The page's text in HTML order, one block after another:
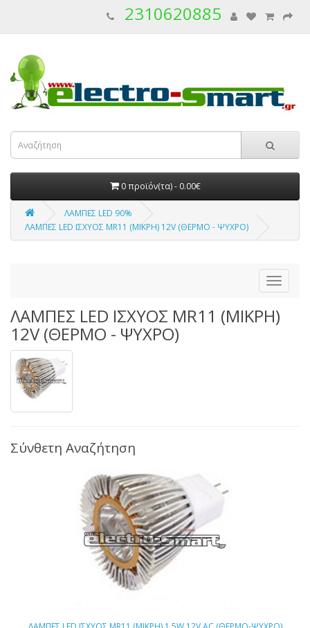
2310620885
0 προϊόν(τα) - 0.00€
ΛΑΜΠΕΣ LED 90%
ΛΑΜΠΕΣ LED ΙΣΧΥΟΣ MR11 (ΜΙΚΡΗ) 12V (ΘΕΡΜΟ - ΨΥΧΡΟ)
ΛΑΜΠΕΣ LED ΙΣΧΥΟΣ MR11 (ΜΙΚΡΗ)
12V (ΘΕΡΜΟ - ΨΥΧΡΟ)
Σύνθετη Αναζήτηση